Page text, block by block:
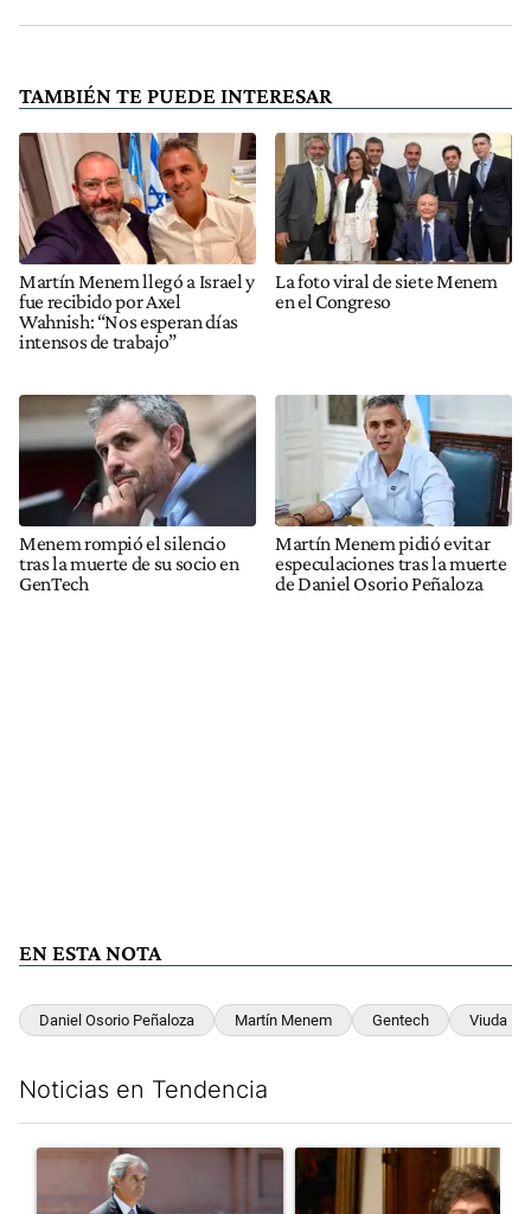
TAMBIÉN TE PUEDE INTERESAR
Martín Menem llegó a Israel y
fue recibido por Axel
Wahnish: “Nos esperan días
intensos de trabajo”
La foto viral de siete Menem
en el Congreso
Menem rompió el silencio
tras la muerte de su socio en
GenTech
Martín Menem pidió evitar
especulaciones tras la muerte
de Daniel Osorio Peñaloza
EN ESTA NOTA
Daniel Osorio Peñaloza Martín Menem Gentech Viuda
Noticias en Tendencia
Un artículo de tendencia con el título "Las incosistencias de
Un artículo de tendencia con